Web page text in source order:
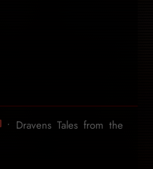
• Dravens Tales from the